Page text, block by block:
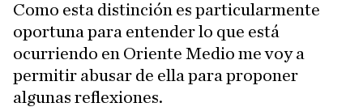
Como esta distinción es particularmente
oportuna para entender lo que está
ocurriendo en Oriente Medio me voy a
permitir abusar de ella para proponer
algunas reflexiones.